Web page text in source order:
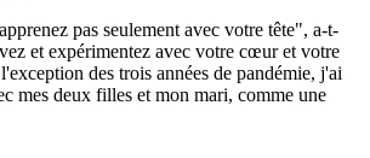
pas seulement avec votre tête", a-t-
et expérimentez avec votre cœur et votre
des trois années de pandémie, j'ai
mes deux filles et mon mari, comme une